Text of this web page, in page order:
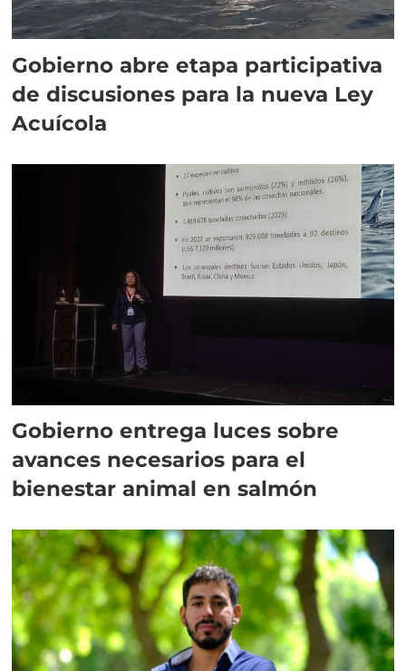
Gobierno abre etapa participativa
de discusiones para la nueva Ley
Acuícola
Gobierno entrega luces sobre
avances necesarios para el
bienestar animal en salmón